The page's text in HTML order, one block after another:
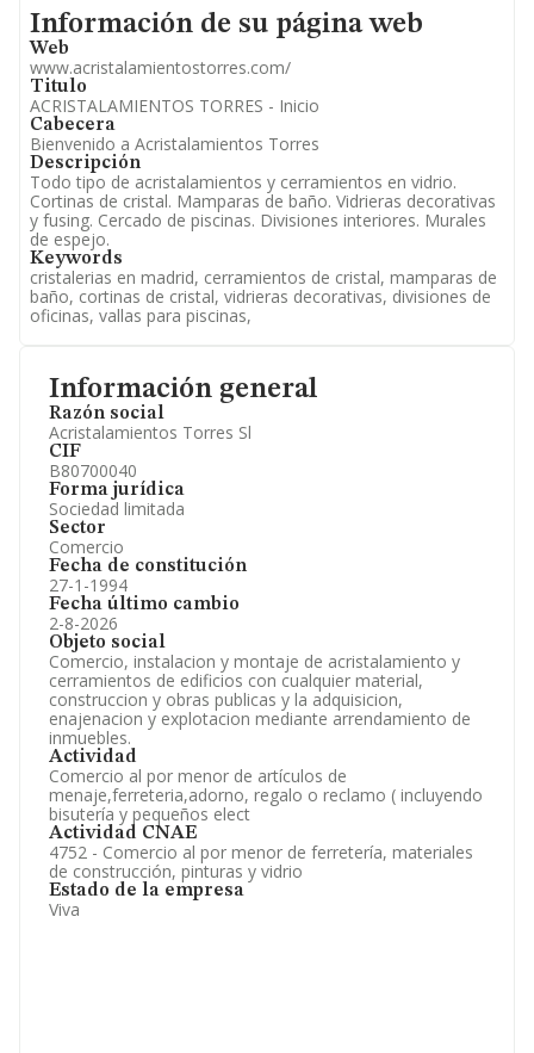
Información general
Razón social
Acristalamientos Torres Sl
CIF
B80700040
Forma jurídica
Sociedad limitada
Sector
Comercio
Fecha de constitución
27-1-1994
Fecha último cambio
2-8-2026
Objeto social
Comercio, instalacion y montaje de acristalamiento y
cerramientos de edificios con cualquier material,
construccion y obras publicas y la adquisicion,
enajenacion y explotacion mediante arrendamiento de
inmuebles.
Actividad
Comercio al por menor de artículos de
menaje,ferreteria,adorno, regalo o reclamo ( incluyendo
bisutería y pequeños elect
Actividad CNAE
4752 - Comercio al por menor de ferretería, materiales
de construcción, pinturas y vidrio
Estado de la empresa
Viva
Información oficial y registral complementaria.
Informacion de su página web
Información de su página web
Web
www.acristalamientostorres.com/
Titulo
ACRISTALAMIENTOS TORRES - Inicio
Cabecera
Bienvenido a Acristalamientos Torres
Descripción
Todo tipo de acristalamientos y cerramientos en vidrio.
Cortinas de cristal. Mamparas de baño. Vidrieras decorativas
y fusing. Cercado de piscinas. Divisiones interiores. Murales
de espejo.
Keywords
cristalerias en madrid, cerramientos de cristal, mamparas de
baño, cortinas de cristal, vidrieras decorativas, divisiones de
oficinas, vallas para piscinas,